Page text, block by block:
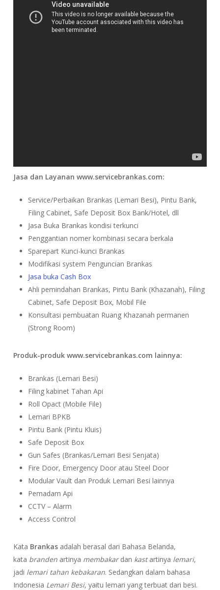
Jasa dan Layanan www.servicebrankas.com:
Service/Perbaikan Brankas (Lemari Besi), Pintu Bank,
Filing Cabinet, Safe Deposit Box Bank/Hotel, dll
Jasa Buka Brankas kondisi terkunci
Penggantian nomer kombinasi secara berkala
Sparepart Kunci-kunci Brankas
Modifikasi system Penguncian Brankas
Jasa buka Cash Box
Ahli pemindahan Brankas, Pintu Bank (Khazanah), Filing
Cabinet, Safe Deposit Box, Mobil File
Konsultasi pembuatan Ruang Khazanah permanen
(Strong Room)
Produk-produk www.servicebrankas.com lainnya:
Brankas (Lemari Besi)
Filing kabinet Tahan Api
Roll Opact (Mobile File)
Lemari BPKB
Pintu Bank (Pintu Kluis)
Safe Deposit Box
Gun Safes (Brankas/Lemari Besi Senjata)
Fire Door, Emergency Door atau Steel Door
Modular Vault dan Produk Lemari Besi lainnya
Pemadam Api
CCTV – Alarm
Access Control
Kata Brankasadalah berasal dari Bahasa Belanda,
kata brandenartinya membakardan kastartinya lemari,
jadi lemari tahan kebakaran. Sedangkan dalam bahasa
Indonesia Lemari Besi, yaitu lemari yang terbuat dari besi.